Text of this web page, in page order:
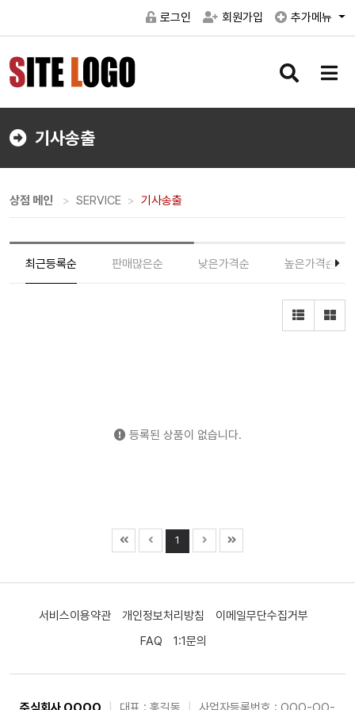
로그인 회원가입 추가메뉴
검
버
메
버
기사송출
상점 메인 SERVICE 기사송출
최근등록순 판매많은순 낮은가격순 높은가격순
등록된 상품이 없습니다.
1
서비스이용약관 개인정보처리방침
이메일무단수집거부
FAQ
1:1문의